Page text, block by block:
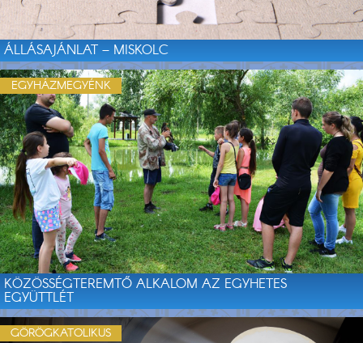
ÁLLÁSAJÁNLAT – MISKOLC
KÖZÖSSÉGTEREMTŐ ALKALOM AZ EGYHETES
EGYÜTTLÉT
EGYHÁZMEGYÉNK
GÖRÖGKATOLIKUS